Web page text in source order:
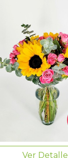
Ver Detalle